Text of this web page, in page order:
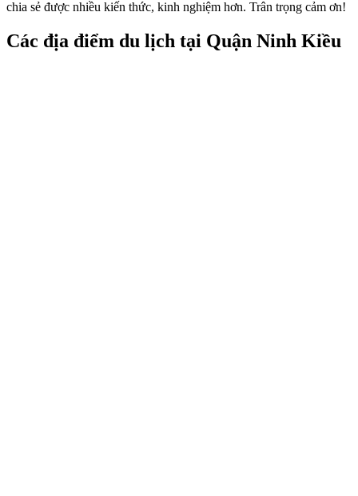
chia sẻ được nhiều kiến thức, kinh nghiệm hơn. Trân trọng cảm ơn!
Các địa điểm du lịch tại Quận Ninh Kiều